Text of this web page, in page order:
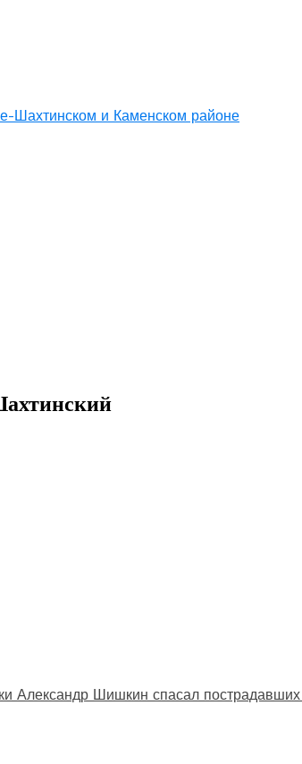
Шахтинском и Каменском районе
Александр Шишкин спасал